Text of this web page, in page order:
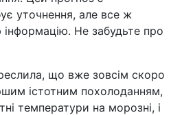
уточнення, але все ж
Не забудьте про
що вже зовсім скоро
істотним похолоданням,
температури на морозні, і